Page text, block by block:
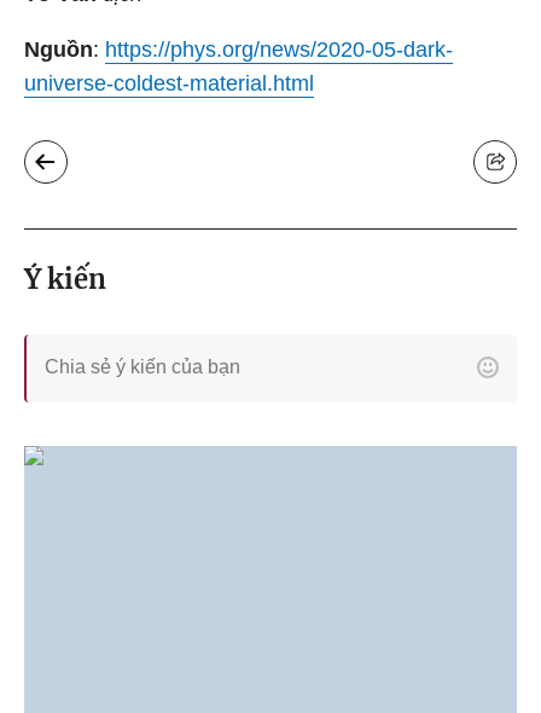
Nguồn: https://phys.org/news/2020-05-dark-
universe-coldest-material.html
Ý kiến